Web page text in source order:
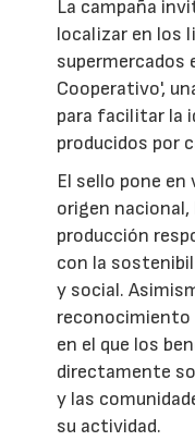
La campaña
localizar en los
Cooperativo',
para facilitar la
producidos por
El sello pone
origen nacional,
producción
con la
y social.
reconocimiento
en el que los
directamente
y las
su actividad.